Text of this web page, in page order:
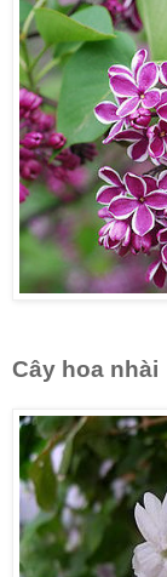
Cây hoa nhài